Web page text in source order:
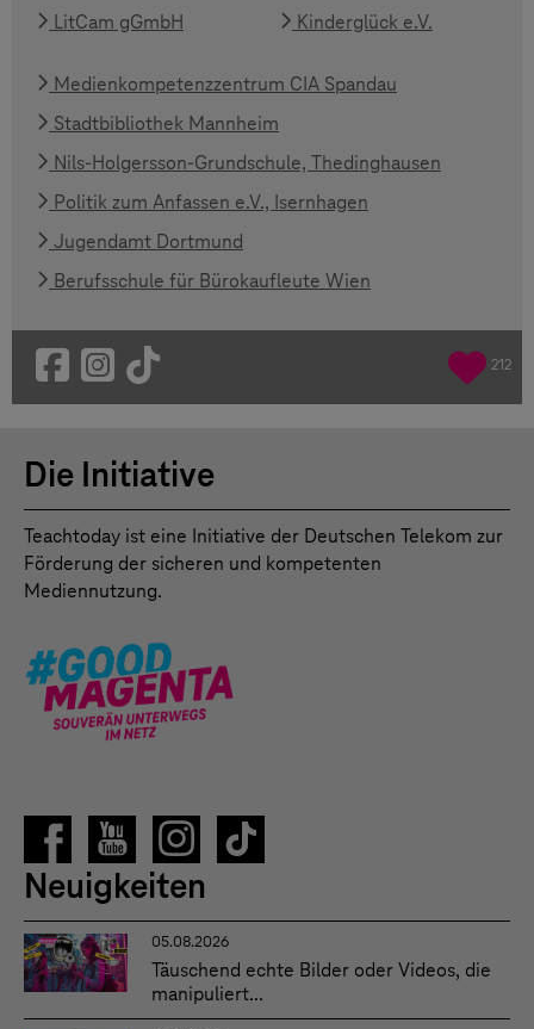
LitCam gGmbH
Kinderglück e.V.
Medienkompetenzzentrum CIA Spandau
Stadtbibliothek Mannheim
Nils-Holgersson-Grundschule, Thedinghausen
Politik zum Anfassen e.V., Isernhagen
Jugendamt Dortmund
Berufsschule für Bürokaufleute Wien
212
Die Initiative
Teachtoday ist eine Initiative der Deutschen Telekom zur
Förderung der sicheren und kompetenten
Mediennutzung.
Neuigkeiten
05.08.2026
Täuschend echte Bilder oder Videos, die
manipuliert...